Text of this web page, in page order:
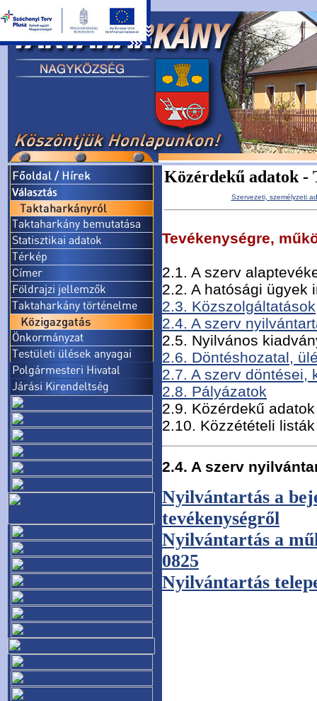
Közérdekű adatok -
Szervezeti, személyzeti
Tevékenységre,
2.1. A szerv
2.2. A hatósági ügyek
2.3. Közszolgáltatások
2.4. A szerv
2.5. Nyilvános
2.6. Döntéshozatal,
2.7. A szerv döntései,
2.8. Pályázatok
2.9. Közérdekű
2.10. Közzétételi listák
2.4. A szerv
Nyilvántartás a
tevékenységről
Nyilvántartás a
0825
Nyilvántartás